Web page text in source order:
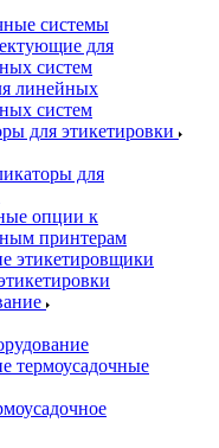
системы
для
систем
линейных
систем
для этикетировки
для
опции к
принтерам
этикетировщики
термоусадочные